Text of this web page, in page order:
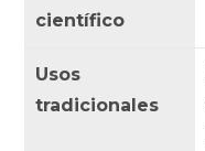
científico
Usos
tradicionales